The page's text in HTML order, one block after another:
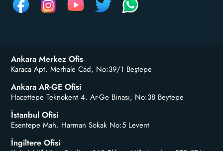
Ankara Merkez Ofis
Karaca Apt. Merhale Cad, No:39/1 Beştepe
Ankara AR-GE Ofisi
Hacettepe Teknokent 4. Ar-Ge Binası, No:38 Beytepe
İstanbul Ofisi
Esentepe Mah. Harman Sokak No:5 Levent
İngiltere Ofisi